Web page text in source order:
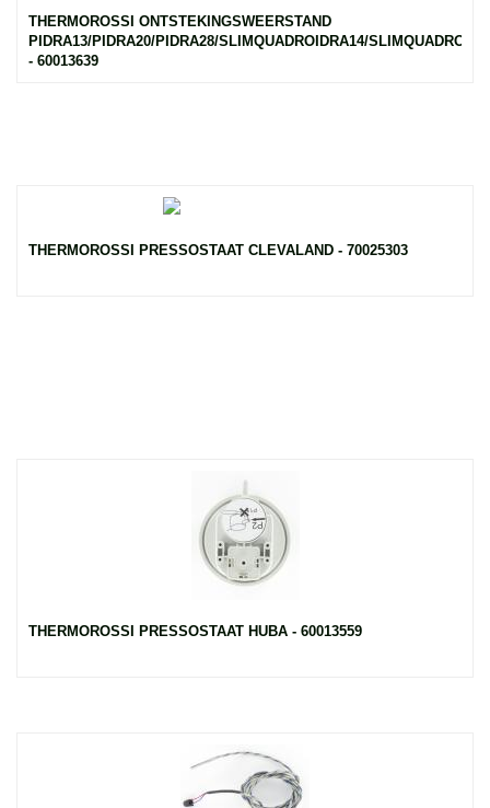
THERMOROSSI ONTSTEKINGSWEERSTAND
PIDRA13/PIDRA20/PIDRA28/SLIMQUADROIDRA14/
- 60013639
THERMOROSSI PRESSOSTAAT CLEVALAND - 70025303
THERMOROSSI PRESSOSTAAT HUBA - 60013559